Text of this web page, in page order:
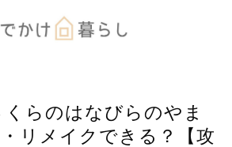
くらのはなびらのやま
リメイクできる？【攻